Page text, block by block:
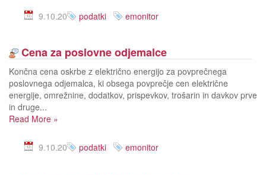
9.10.20 podatki emonitor
Cena za poslovne odjemalce
Končna cena oskrbe z električno energijo za povprečnega
poslovnega odjemalca, ki obsega povprečje cen električne
energije, omrežnine, dodatkov, prispevkov, trošarin in davkov prve
in druge...
Read More »
9.10.20 podatki emonitor